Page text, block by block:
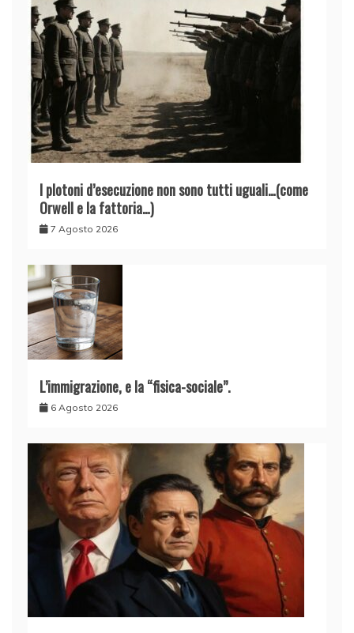
I plotoni d’esecuzione non sono tutti uguali…(come
Orwell e la fattoria…)
7 Agosto 2026
L’immigrazione, e la “fisica-sociale”.
6 Agosto 2026